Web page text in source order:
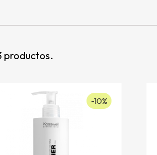
productos.
-10%